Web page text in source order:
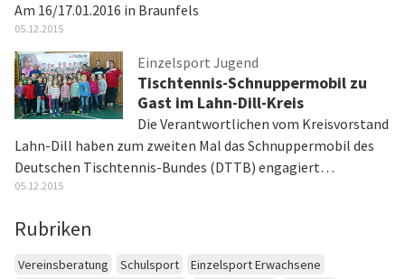
Am 16/17.01.2016 in Braunfels
05.12.2015
Einzelsport Jugend
Tischtennis-Schnuppermobil zu
Gast im Lahn-Dill-Kreis
Die Verantwortlichen vom Kreisvorstand
Lahn-Dill haben zum zweiten Mal das Schnuppermobil des
Deutschen Tischtennis-Bundes (DTTB) engagiert…
05.12.2015
Rubriken
Vereinsberatung Schulsport
Einzelsport Erwachsene